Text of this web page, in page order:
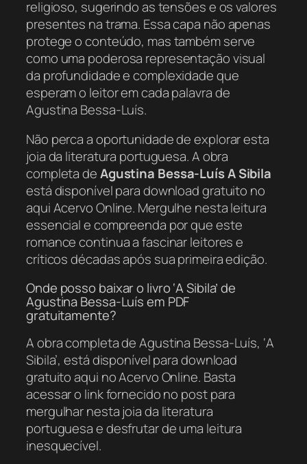
religioso, sugerindo as tensões e os valores
presentes na trama. Essa capa não apenas
protege o conteúdo, mas também serve
como uma poderosa representação visual
da profundidade e complexidade que
esperam o leitor em cada palavra de
Agustina Bessa-Luís.
Não perca a oportunidade de explorar esta
joia da literatura portuguesa. A obra
completa deAgustina Bessa-Luís A Sibila
está disponível para download gratuito no
aqui Acervo Online. Mergulhe nesta leitura
essencial e compreenda por que este
romance continua a fascinar leitores e
críticos décadas após sua primeira edição.
Onde posso baixar o livro ‘A Sibila’ de
Agustina Bessa-Luís em PDF
gratuitamente?
A obra completa de Agustina Bessa-Luís, ‘A
Sibila’, está disponível para download
gratuito aqui no Acervo Online. Basta
acessar o link fornecido no post para
mergulhar nesta joia da literatura
portuguesa e desfrutar de uma leitura
inesquecível.